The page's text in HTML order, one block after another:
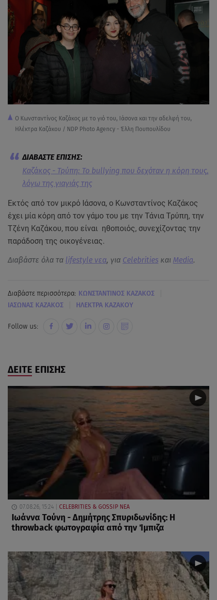
Ο Κωνσταντίνος Καζάκος με το γιό του, Ιάσονα και την αδελφή του,
Ηλέκτρα Καζάκου / NDP Photo Agency - Έλλη Πουπουλίδου
Καζάκος - Τρύπη: Το bullying που δεχόταν η κόρη τους,
λόγω της γιαγιάς της
Εκτός από τον μικρό Ιάσονα, ο Κωνσταντίνος Καζάκος
έχει μία κόρη από τον γάμο του με την Τάνια Τρύπη, την
Τζένη Καζάκου, που είναι ηθοποιός, συνεχίζοντας την
παράδοση της οικογένειας.
Διαβάστε όλα τα lifestyle νεα, για Celebrities και Media.
Διαβάστε περισσότερα: ΚΩΝΣΤΑΝΤΙΝΟΣ ΚΑΖΑΚΟΣ
ΙΑΣΩΝΑΣ ΚΑΖΑΚΟΣ ΗΛΕΚΤΡΑ ΚΑΖΑΚΟΥ
Follow us:
ΔΕΙΤΕ ΕΠΙΣΗΣ
07.08.26, 15:24 CELEBRITIES & GOSSIP ΝΕΑ
Ιωάννα Τούνη - Δημήτρης Σπυριδωνίδης: Η
throwback φωτογραφία από την Ίμπιζα